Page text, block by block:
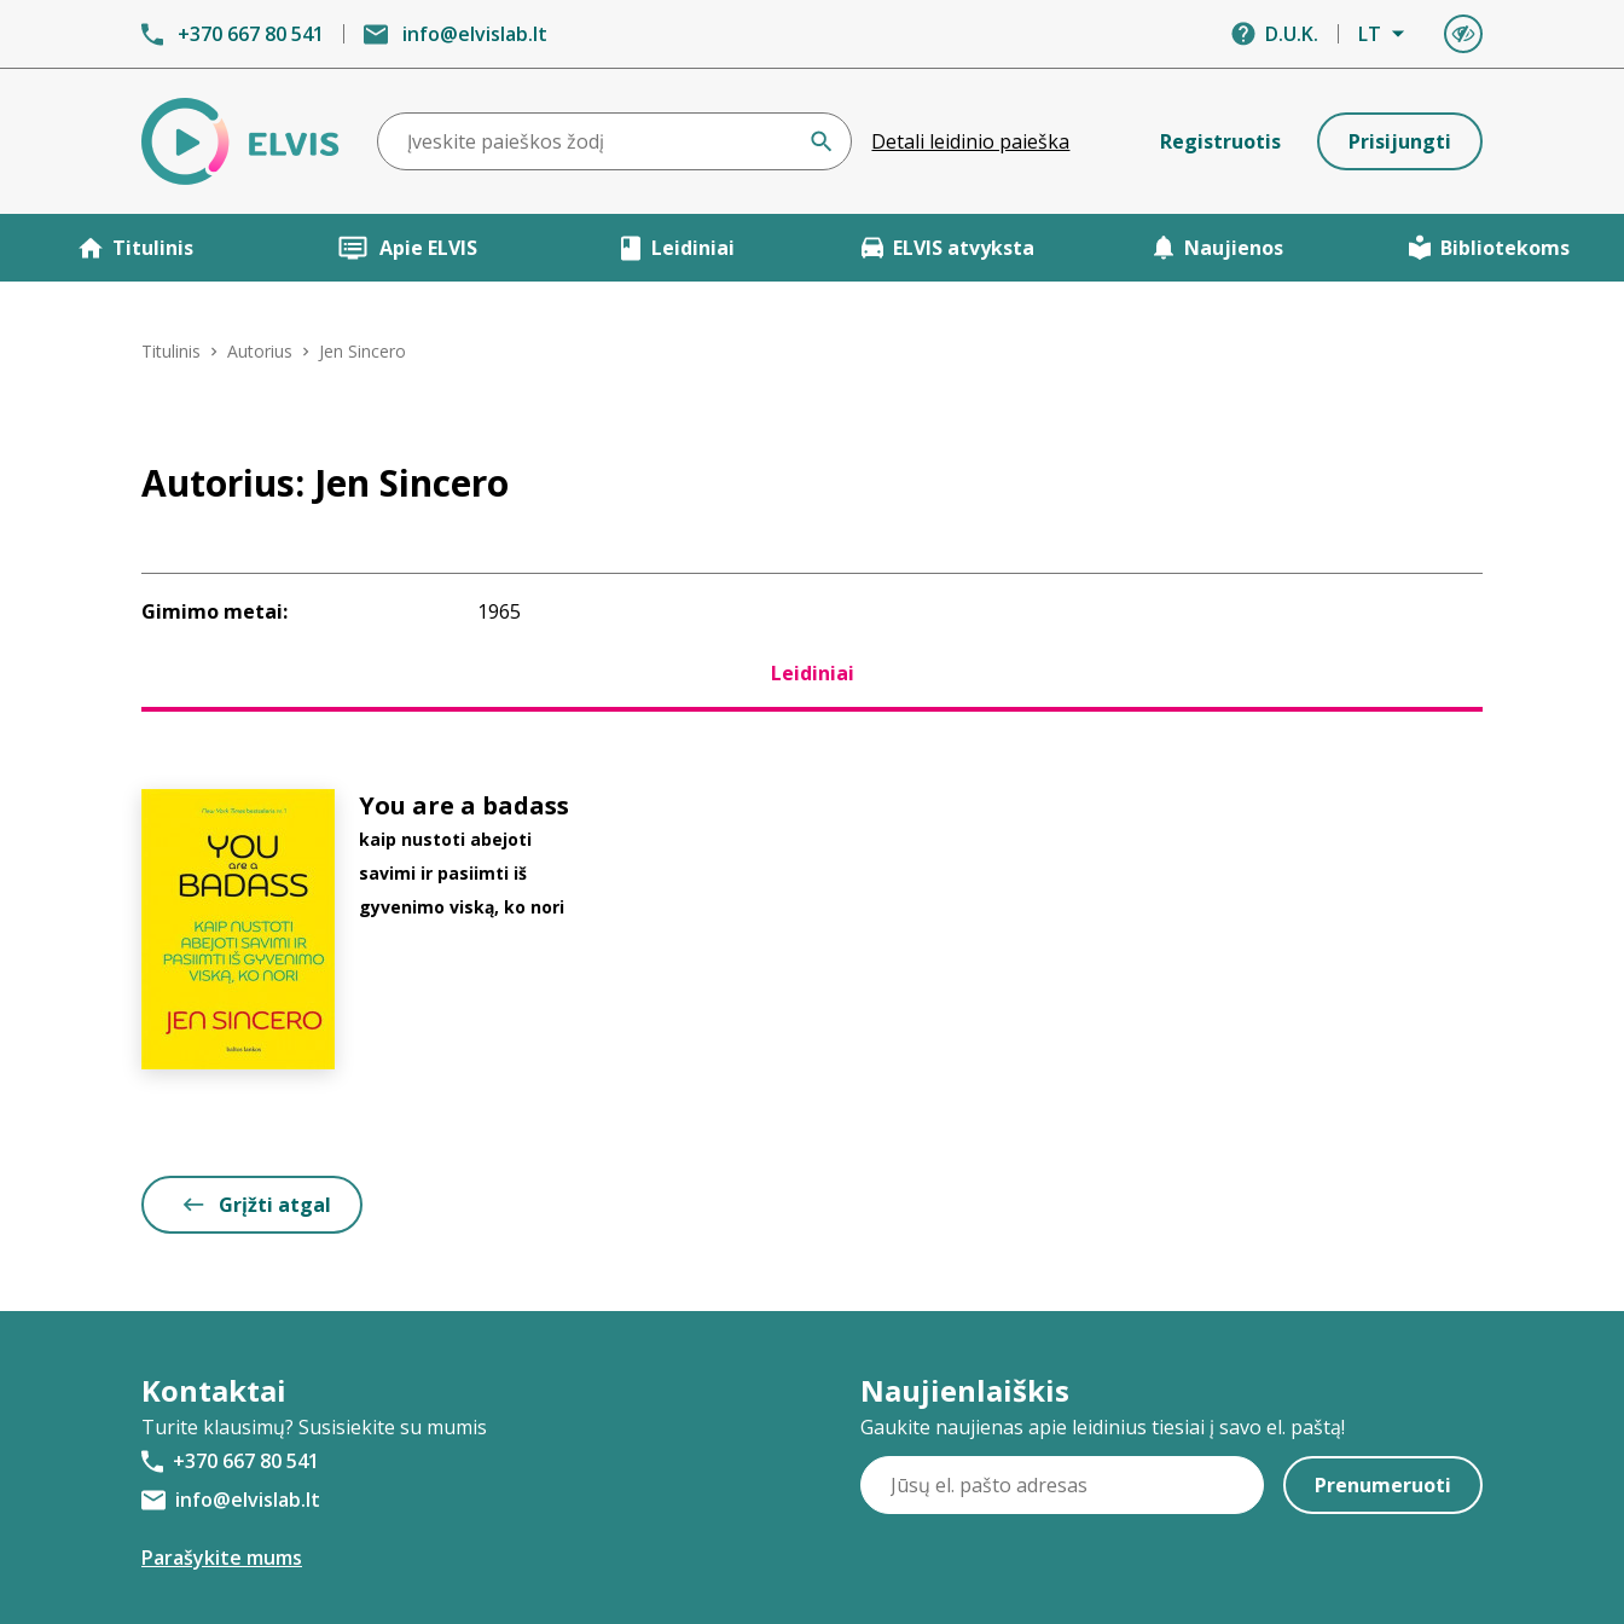
+370 667 80 541 info@elvislab.lt D.U.K. LT
Detali leidinio paieška Registruotis Prisijungti
Titulinis Apie ELVIS Leidiniai ELVIS atvyksta Naujienos Bibliotekoms
Titulinis Autorius Jen Sincero
Autorius: Jen Sincero
Gimimo metai: 1965
Leidiniai
You are a badass
kaip nustoti abejoti
savimi ir pasiimti iš
gyvenimo viską, ko nori
Grįžti atgal
Kontaktai
Turite klausimų? Susisiekite su mumis
+370 667 80 541
info@elvislab.lt
Parašykite mums
Naujienlaiškis
Gaukite naujienas apie leidinius tiesiai į savo el. paštą!
Prenumeruoti